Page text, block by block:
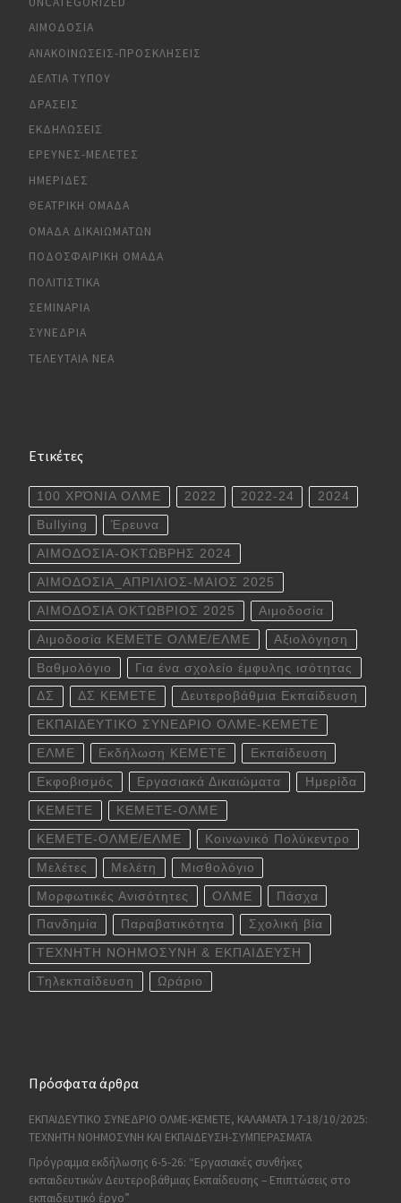
ΑΙΜΟΔΟΣΊΑ
ΑΝΑΚΟΙΝΏΣΕΙΣ-ΠΡΟΣΚΛΉΣΕΙΣ
ΔΕΛΤΊΑ ΤΎΠΟΥ
ΔΡΆΣΕΙΣ
ΕΚΔΗΛΏΣΕΙΣ
ΈΡΕΥΝΕΣ-ΜΕΛΈΤΕΣ
ΗΜΕΡΊΔΕΣ
ΘΕΑΤΡΙΚΉ ΟΜΆΔΑ
ΟΜΆΔΑ ΔΙΚΑΙΩΜΆΤΩΝ
ΠΟΔΟΣΦΑΙΡΙΚΉ ΟΜΆΔΑ
ΠΟΛΙΤΙΣΤΙΚΆ
ΣΕΜΙΝΆΡΙΑ
ΣΥΝΈΔΡΙΑ
ΤΕΛΕΥΤΑΊΑ ΝΈΑ
Ετικέτες
100 ΧΡΌΝΙΑ ΟΛΜΕ 2022 2022-24 2024
Bullying Έρευνα
ΑΙΜΟΔΟΣΙΑ-ΟΚΤΩΒΡΗΣ 2024
ΑΙΜΟΔΟΣΙΑ_ΑΠΡΙΛΙΟΣ-ΜΑΙΟΣ 2025
ΑΙΜΟΔΟΣΙΑ ΟΚΤΩΒΡΙΟΣ 2025 Αιμοδοσία
Αιμοδοσία ΚΕΜΕΤΕ ΟΛΜΕ/ΕΛΜΕ Αξιολόγηση
Βαθμολόγιο Για ένα σχολείο έμφυλης ισότητας
ΔΣ ΔΣ ΚΕΜΕΤΕ Δευτεροβάθμια Εκπαίδευση
ΕΚΠΑΙΔΕΥΤΙΚΟ ΣΥΝΕΔΡΙΟ ΟΛΜΕ-ΚΕΜΕΤΕ
ΕΛΜΕ Εκδήλωση ΚΕΜΕΤΕ Εκπαίδευση
Εκφοβισμός Εργασιακά Δικαιώματα Ημερίδα
ΚΕΜΕΤΕ ΚΕΜΕΤΕ-ΟΛΜΕ
ΚΕΜΕΤΕ-ΟΛΜΕ/ΕΛΜΕ Κοινωνικό Πολύκεντρο
Μελέτες Μελέτη Μισθολόγιο
Μορφωτικές Ανισότητες ΟΛΜΕ Πάσχα
Πανδημία Παραβατικότητα Σχολική βία
ΤΕΧΝΗΤΗ ΝΟΗΜΟΣΥΝΗ & ΕΚΠΑΙΔΕΥΣΗ
Τηλεκπαίδευση Ωράριο
Πρόσφατα άρθρα
ΕΚΠΑΙΔΕΥΤΙΚΟ ΣΥΝΕΔΡΙΟ ΟΛΜΕ-ΚΕΜΕΤΕ, ΚΑΛΑΜΑΤΑ 17-18/10/2025:
ΤΕΧΝΗΤΗ ΝΟΗΜΟΣΥΝΗ ΚΑΙ ΕΚΠΑΙΔΕΥΣΗ-ΣΥΜΠΕΡΑΣΜΑΤΑ
Πρόγραμμα εκδήλωσης 6-5-26: “Εργασιακές συνθήκες
εκπαιδευτικών Δευτεροβάθμιας Εκπαίδευσης – Επιπτώσεις στο
εκπαιδευτικό έργο”